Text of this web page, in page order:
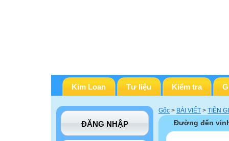
Kim Loan Tư liệu Kiểm tra
ĐĂNG NHẬP
Gốc > BÀI VIẾT > TIỀN
Đường đến